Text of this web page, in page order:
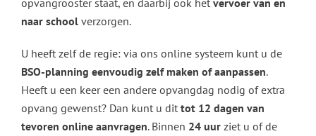
naar school verzorgen.
U heeft zelf de regie: via ons online systeem kunt u de
BSO-planning eenvoudig zelf maken of aanpassen.
Heeft u een keer een andere opvangdag nodig of extra
opvang gewenst? Dan kunt u dit tot 12 dagen van
tevoren online aanvragen. Binnen 24 uur ziet u of de